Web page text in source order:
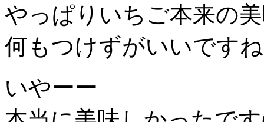
やっぱりいちご本来の
何もつけずがいいです
いやーー